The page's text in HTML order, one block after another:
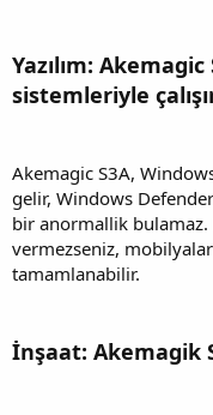
Yazılım:
sistemleriyle
Akemagic S3A,
gelir, Windows
bir anormallik bulamaz.
vermezseniz,
tamamlanabilir.
İnşaat: Akemagik